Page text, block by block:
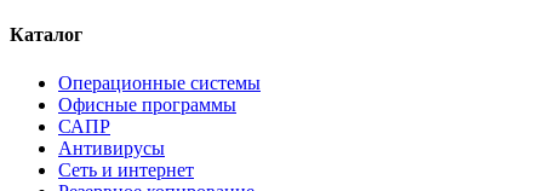
Каталог
Операционные системы
Офисные программы
САПР
Антивирусы
Сеть и интернет